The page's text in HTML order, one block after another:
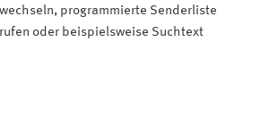
programmierte Senderliste
oder beispielsweise Suchtext